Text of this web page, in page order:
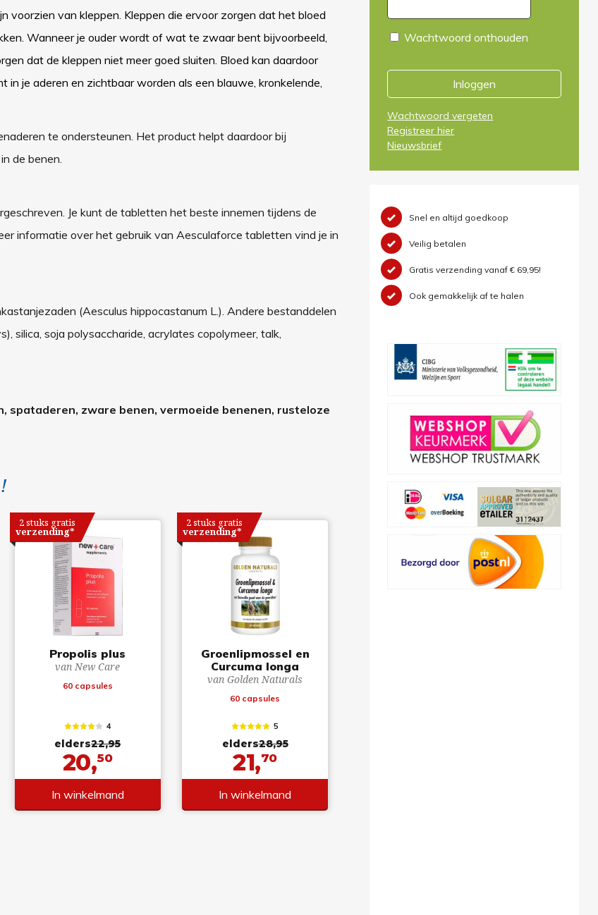
voorzien van kleppen. Kleppen die ervoor zorgen dat het bloed
Wanneer je ouder wordt of wat te zwaar bent bijvoorbeeld,
dat de kleppen niet meer goed sluiten. Bloed kan daardoor
je aderen en zichtbaar worden als een blauwe, kronkelende,
te ondersteunen. Het product helpt daardoor bij
de benen.
Je kunt de tabletten het beste innemen tijdens de
informatie over het gebruik van Aesculaforce tabletten vind je in
(Aesculus hippocastanum L.). Andere bestanddelen
silica, soja polysaccharide, acrylates copolymeer, talk,
spataderen, zware benen, vermoeide benenen, rusteloze
Propolis plus
van New Care
60 capsules
2 stuks gratis
verzending*
4
elders22,95
20,50
In winkelmand
Groenlipmossel en
Curcuma longa
van Golden Naturals
60 capsules
2 stuks gratis
verzending*
5
elders28,95
21,70
In winkelmand
Wachtwoord onthouden
Inloggen
Wachtwoord vergeten
Registreer hier
Nieuwsbrief
Snel en altijd goedkoop
Veilig betalen
Gratis verzending vanaf € 69,95!
Ook gemakkelijk af te halen